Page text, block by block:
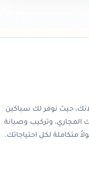
حيث نوفر لك سباكين
المجاري، وتركيب وصيانة
متكاملة لكل احتياجاتك.